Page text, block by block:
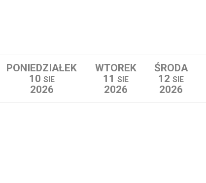
PONIEDZIAŁEK
10 SIE
2026
WTOREK
11 SIE
2026
ŚRODA
12 SIE
2026